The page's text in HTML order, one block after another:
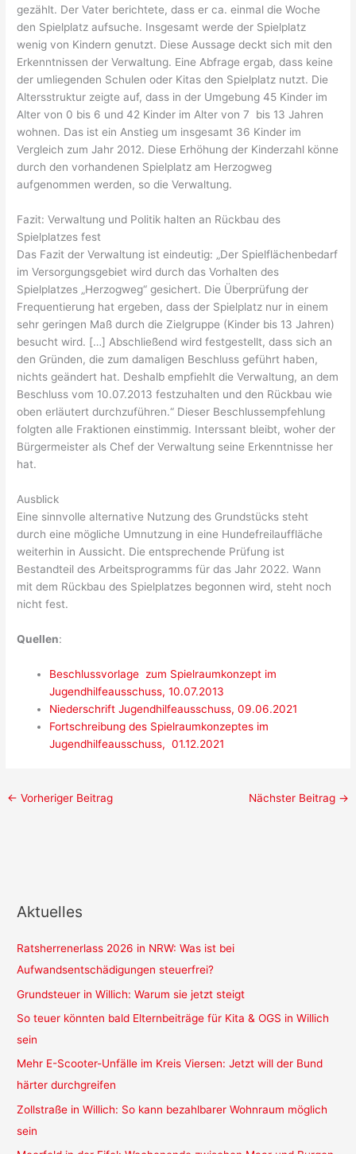
gezählt. Der Vater berichtete, dass er ca. einmal die Woche
den Spielplatz aufsuche. Insgesamt werde der Spielplatz
wenig von Kindern genutzt. Diese Aussage deckt sich mit den
Erkenntnissen der Verwaltung. Eine Abfrage ergab, dass keine
der umliegenden Schulen oder Kitas den Spielplatz nutzt. Die
Altersstruktur zeigte auf, dass in der Umgebung 45 Kinder im
Alter von 0 bis 6 und 42 Kinder im Alter von 7 bis 13 Jahren
wohnen. Das ist ein Anstieg um insgesamt 36 Kinder im
Vergleich zum Jahr 2012. Diese Erhöhung der Kinderzahl könne
durch den vorhandenen Spielplatz am Herzogweg
aufgenommen werden, so die Verwaltung.
Fazit: Verwaltung und Politik halten an Rückbau des
Spielplatzes fest
Das Fazit der Verwaltung ist eindeutig: „ Der Spielflächenbedarf
im Versorgungsgebiet wird durch das Vorhalten des
Spielplatzes „Herzogweg“ gesichert. Die Überprüfung der
Frequentierung hat ergeben, dass der Spielplatz nur in einem
sehr geringen Maß durch die Zielgruppe (Kinder bis 13 Jahren)
besucht wird. […] Abschließend wird festgestellt, dass sich an
den Gründen, die zum damaligen Beschluss geführt haben,
nichts geändert hat. Deshalb empfiehlt die Verwaltung, an dem
Beschluss vom 10.07.2013 festzuhalten und den Rückbau wie
oben erläutert durchzuführen.“ Dieser Beschlussempfehlung
folgten alle Fraktionen einstimmig. Interssant bleibt, woher der
Bürgermeister als Chef der Verwaltung seine Erkenntnisse her
hat.
Ausblick
Eine sinnvolle alternative Nutzung des Grundstücks steht
durch eine mögliche Umnutzung in eine Hundefreilauffläche
weiterhin in Aussicht. Die entsprechende Prüfung ist
Bestandteil des Arbeitsprogramms für das Jahr 2022. Wann
mit dem Rückbau des Spielplatzes begonnen wird, steht noch
nicht fest.
Quellen:
Beschlussvorlage zum Spielraumkonzept im
Jugendhilfeausschuss, 10.07.2013
Niederschrift Jugendhilfeausschuss, 09.06.2021
Fortschreibung des Spielraumkonzeptes im
Jugendhilfeausschuss, 01.12.2021
← Vorheriger Beitrag Nächster Beitrag →
Aktuelles
Ratsherrenerlass 2026 in NRW: Was ist bei
Aufwandsentschädigungen steuerfrei?
Grundsteuer in Willich: Warum sie jetzt steigt
So teuer könnten bald Elternbeiträge für Kita & OGS in Willich
sein
Mehr E-Scooter-Unfälle im Kreis Viersen: Jetzt will der Bund
härter durchgreifen
Zollstraße in Willich: So kann bezahlbarer Wohnraum möglich
sein